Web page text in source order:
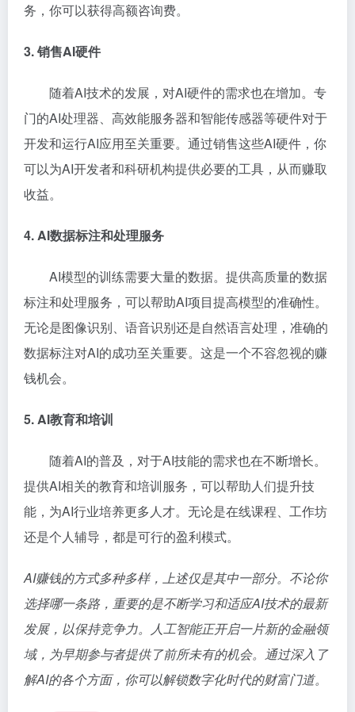
务，你可以获得高额咨询费。
3. 销售AI硬件
随着AI技术的发展，对AI硬件的需求也在增加。专
门的AI处理器、高效能服务器和智能传感器等硬件对于
开发和运行AI应用至关重要。通过销售这些AI硬件，你
可以为AI开发者和科研机构提供必要的工具，从而赚取
收益。
4. AI数据标注和处理服务
AI模型的训练需要大量的数据。提供高质量的数据
标注和处理服务，可以帮助AI项目提高模型的准确性。
无论是图像识别、语音识别还是自然语言处理，准确的
数据标注对AI的成功至关重要。这是一个不容忽视的赚
钱机会。
5. AI教育和培训
随着AI的普及，对于AI技能的需求也在不断增长。
提供AI相关的教育和培训服务，可以帮助人们提升技
能，为AI行业培养更多人才。无论是在线课程、工作坊
还是个人辅导，都是可行的盈利模式。
AI赚钱的方式多种多样，上述仅是其中一部分。不论你
选择哪一条路，重要的是不断学习和适应AI技术的最新
发展，以保持竞争力。人工智能正开启一片新的金融领
域，为早期参与者提供了前所未有的机会。通过深入了
解AI的各个方面，你可以解锁数字化时代的财富门道。